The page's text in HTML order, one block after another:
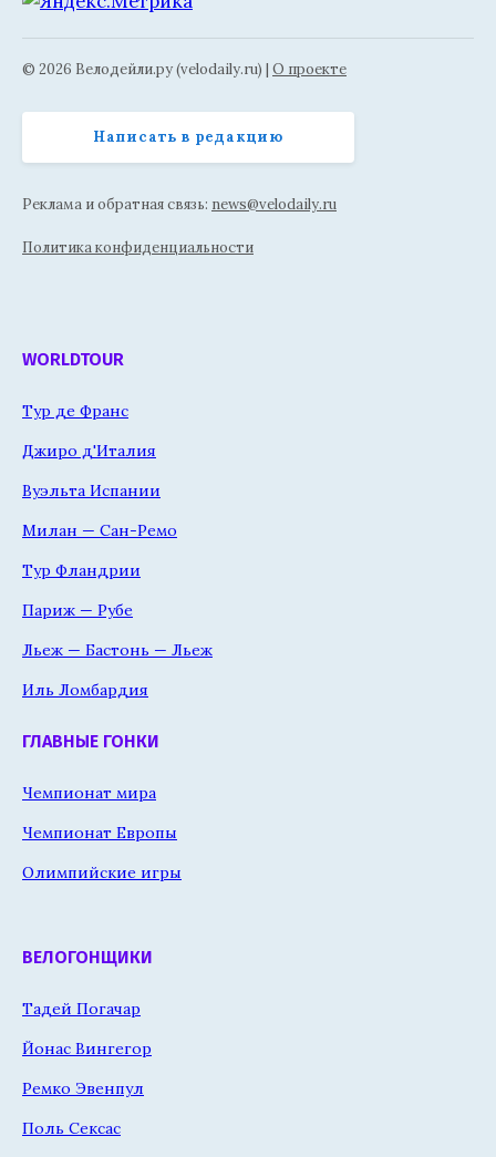
© 2026 Велодейли.ру (velodaily.ru) | О проекте
Написать в редакцию
Реклама и обратная связь: news@velodaily.ru
Политика конфиденциальности
WORLDTOUR
Тур де Франс
Джиро д'Италия
Вуэльта Испании
Милан — Сан-Ремо
Тур Фландрии
Париж — Рубе
Льеж — Бастонь — Льеж
Иль Ломбардия
ГЛАВНЫЕ ГОНКИ
Чемпионат мира
Чемпионат Европы
Олимпийские игры
ВЕЛОГОНЩИКИ
Тадей Погачар
Йонас Вингегор
Ремко Эвенпул
Поль Сексас